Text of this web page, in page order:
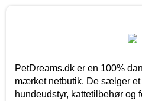
PetDreams.dk er en 100%
mærket netbutik. De sælger et
hundeudstyr, kattetilbehør og